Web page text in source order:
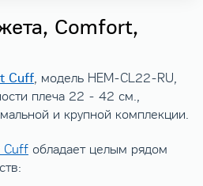
Comfort,
Cuff, модель HEM-CL22-RU,
плеча 22 - 42 см.,
и крупной комплекции.
Cuffобладает целым рядом